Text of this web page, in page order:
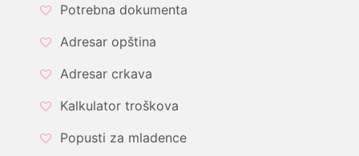
Potrebna dokumenta
Adresar opština
Adresar crkava
Kalkulator troškova
Popusti za mladence